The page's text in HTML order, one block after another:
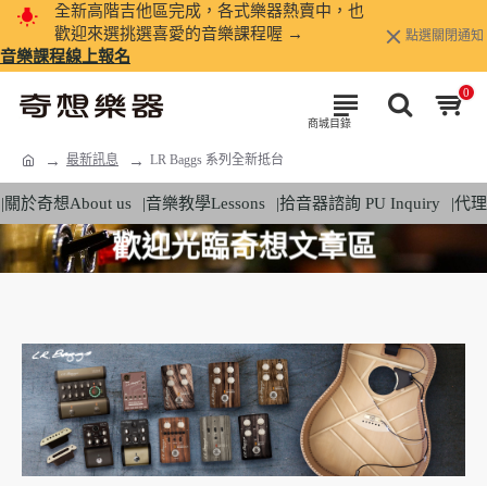
全新高階吉他區完成，各式樂器熱賣中，也
歡迎來選挑選喜愛的音樂課程喔 →
音樂課程線上報名
點選關閉通知
0
最新訊息 LR Baggs 系列全新抵台
|關於奇想About us |音樂教學Lessons |拾音器諮詢 PU Inquiry |代
歡迎光臨奇想文章區